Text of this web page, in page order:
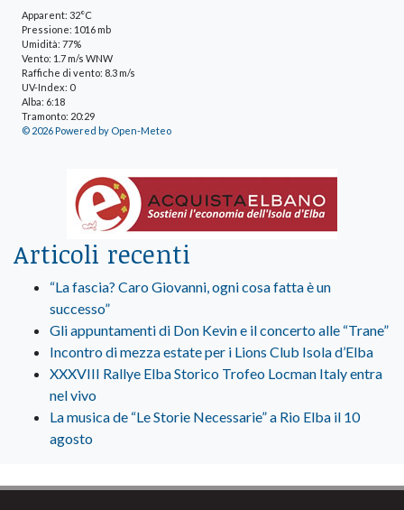
Apparent: 32°C
Pressione: 1016 mb
Umidità: 77%
Vento: 1.7 m/s WNW
Raffiche di vento: 8.3 m/s
UV-Index: 0
Alba: 6:18
Tramonto: 20:29
© 2026 Powered by Open-Meteo
Articoli recenti
“La fascia? Caro Giovanni, ogni cosa fatta è un
successo”
Gli appuntamenti di Don Kevin e il concerto alle “Trane”
Incontro di mezza estate per i Lions Club Isola d’Elba
XXXVIII Rallye Elba Storico Trofeo Locman Italy entra
nel vivo
La musica de “Le Storie Necessarie” a Rio Elba il 10
agosto